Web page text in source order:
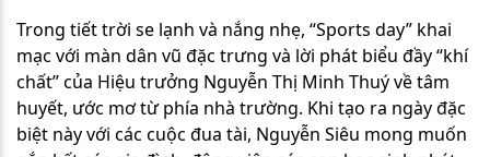
Trong tiết trời se lạnh và nắng nhẹ, “Sports day” khai
mạc với màn dân vũ đặc trưng và lời phát biểu đầy “khí
chất” của Hiệu trưởng Nguyễn Thị Minh Thuý về tâm
huyết, ước mơ từ phía nhà trường. Khi tạo ra ngày đặc
biệt này với các cuộc đua tài, Nguyễn Siêu mong muốn